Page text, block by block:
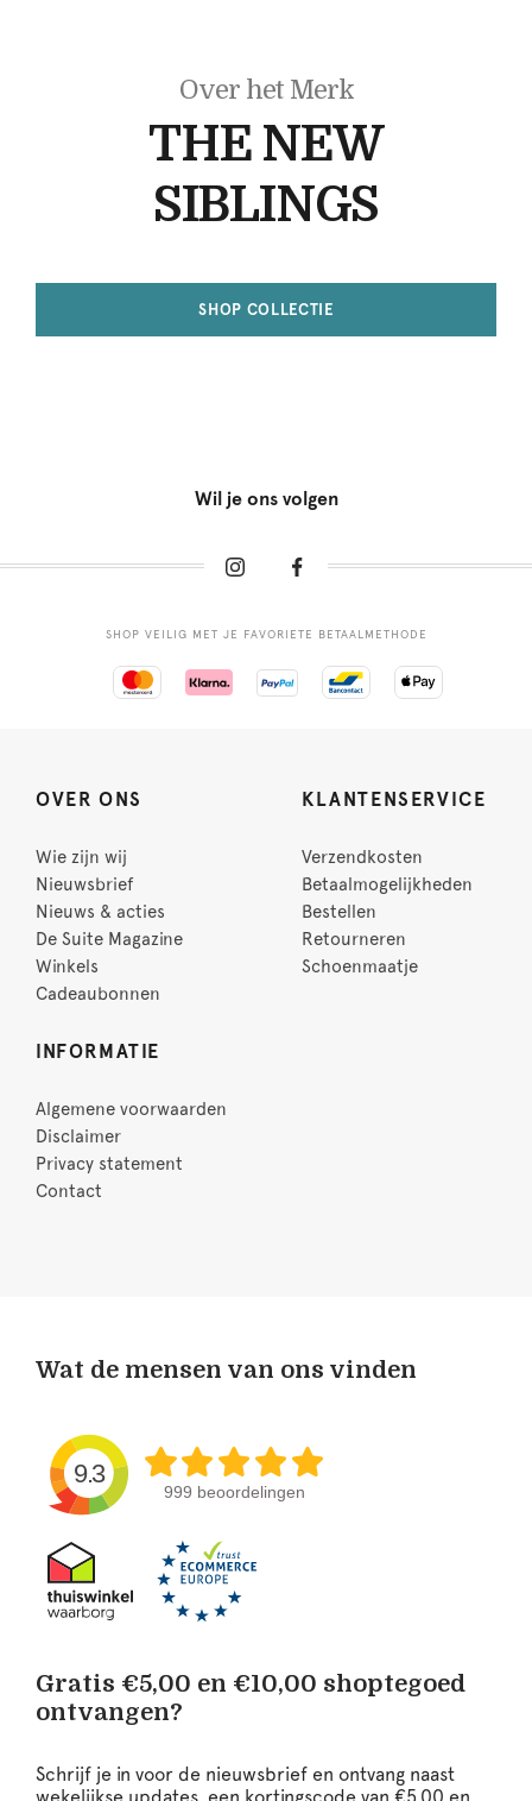
Over het Merk
THE NEW
SIBLINGS
SHOP COLLECTIE
Wil je ons volgen
SHOP VEILIG MET JE FAVORIETE BETAALMETHODE
OVER ONS
Wie zijn wij
Nieuwsbrief
Nieuws & acties
De Suite Magazine
Winkels
Cadeaubonnen
KLANTENSERVICE
Verzendkosten
Betaalmogelijkheden
Bestellen
Retourneren
Schoenmaatje
INFORMATIE
Algemene voorwaarden
Disclaimer
Privacy statement
Contact
Wat de mensen van ons vinden
9.3
999 beoordelingen
Gratis €5,00 en €10,00 shoptegoed
ontvangen?
Schrijf je in voor de nieuwsbrief en ontvang naast